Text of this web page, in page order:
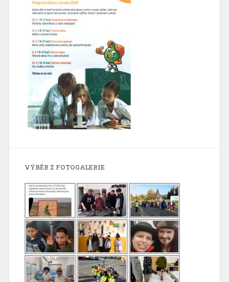
VÝBĚR Z FOTOGALERIE